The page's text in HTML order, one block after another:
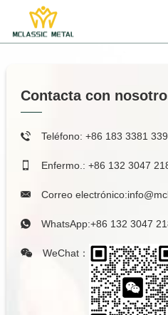
Contacta con
Teléfono: +86 183 3381
Enfermo.: +86 132 3047
Correo electrónico:
WhatsApp:+86 132 3047
WeChat：